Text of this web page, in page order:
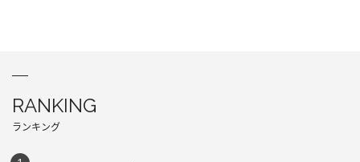
RANKING
ランキング